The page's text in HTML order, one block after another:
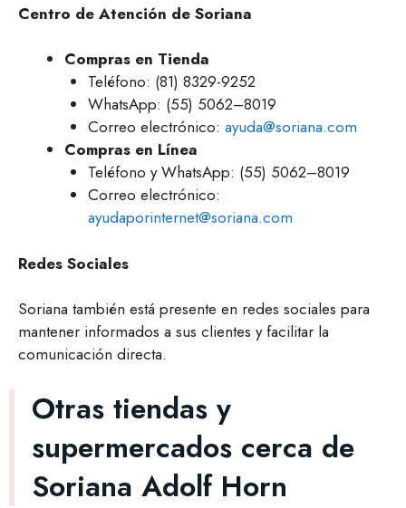
Centro de Atención de Soriana
Compras en Tienda
Teléfono: (81) 8329-9252
WhatsApp: (55) 5062–8019
Correo electrónico: ayuda@soriana.com
Compras en Línea
Teléfono y WhatsApp: (55) 5062–8019
Correo electrónico:
ayudaporinternet@soriana.com
Redes Sociales
Soriana también está presente en redes sociales para
mantener informados a sus clientes y facilitar la
comunicación directa.
Otras tiendas y
supermercados cerca de
Soriana Adolf Horn